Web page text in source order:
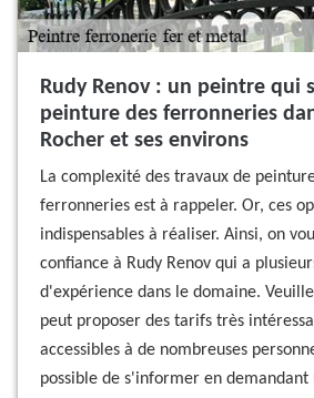
Rudy Renov : un peintre qui
peinture des ferronneries
Rocher et ses environs
La complexité des travaux de
ferronneries est à rappeler. Or, ces
indispensables à réaliser. Ainsi, on
confiance à Rudy Renov qui a
d'expérience dans le domaine.
peut proposer des tarifs très
accessibles à de nombreuses
possible de s'informer en demandant